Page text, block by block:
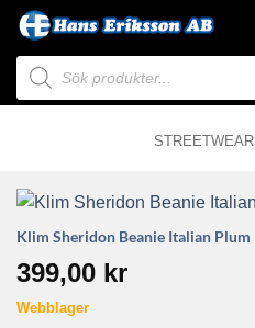
Skip
content
Produktsökning
STREETWEAR
Klim Sheridon Beanie Italian Plum
399,00 kr
Webblager